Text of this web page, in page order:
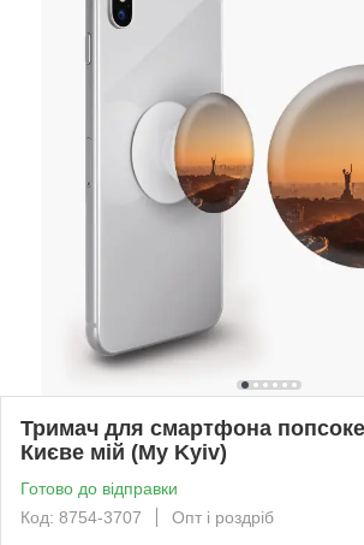
Тримач для смартфона
Києве мій (My Kyiv)
Готово до відправки
Код: 8754-3707
Опт і роздріб